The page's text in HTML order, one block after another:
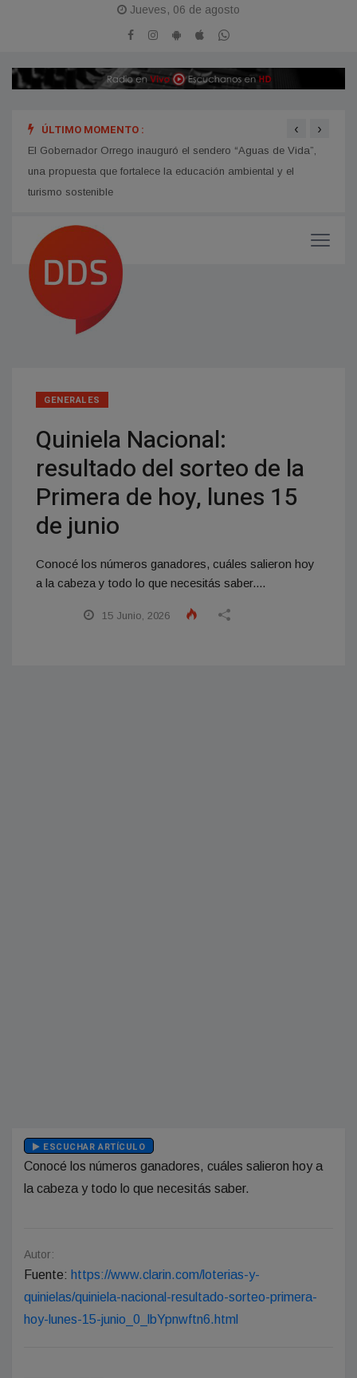
Jueves, 06 de agosto
ÚLTIMO MOMENTO :
El Gobernador Orrego inauguró el sendero “Aguas de Vida”,
una propuesta que fortalece la educación ambiental y el
turismo sostenible
‹ ›
GENERALES
Quiniela Nacional:
resultado del sorteo de la
Primera de hoy, lunes 15
de junio
Conocé los números ganadores, cuáles salieron hoy
a la cabeza y todo lo que necesitás saber....
15 Junio, 2026
ESCUCHAR ARTÍCULO
Conocé los números ganadores, cuáles salieron hoy a
la cabeza y todo lo que necesitás saber.
Autor:
Fuente: https://www.clarin.com/loterias-y-
quinielas/quiniela-nacional-resultado-sorteo-primera-
hoy-lunes-15-junio_0_lbYpnwftn6.html